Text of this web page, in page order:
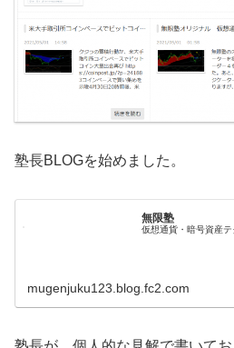
塾長BLOGを始めました。
無限塾
仮想通貨・暗号資産
mugenjuku123.blog.fc2.com